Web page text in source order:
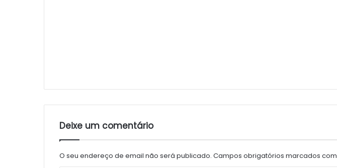
Deixe um comentário
O seu endereço de email não será publicado. Campos obrigatórios marcados com